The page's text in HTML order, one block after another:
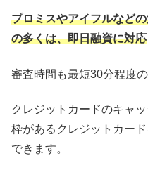
プロミスやアイフルなど
の多くは、即日融資に対応
審査時間も最短30分程度
クレジットカードのキャ
枠があるクレジットカー
できます。